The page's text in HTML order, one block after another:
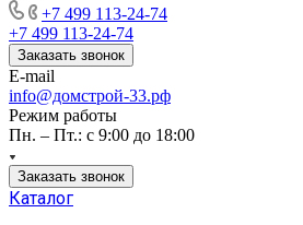
+7 499 113-24-74
+7 499 113-24-74
Заказать звонок
E-mail
info@домстрой-33.рф
Режим работы
Пн. – Пт.: с 9:00 до 18:00
Заказать звонок
Каталог